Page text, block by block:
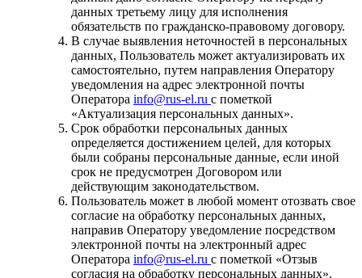
данных третьему лицу для исполнения
обязательств по гражданско-правовому договору.
В случае выявления неточностей в персональных
данных, Пользователь может актуализировать их
самостоятельно, путем направления Оператору
уведомления на адрес электронной почты
Оператора info@rus-el.ru с пометкой
«Актуализация персональных данных».
Срок обработки персональных данных
определяется достижением целей, для которых
были собраны персональные данные, если иной
срок не предусмотрен Договором или
действующим законодательством.
Пользователь может в любой момент отозвать свое
согласие на обработку персональных данных,
направив Оператору уведомление посредством
электронной почты на электронный адрес
Оператора info@rus-el.ru с пометкой «Отзыв
согласия на обработку персональных данных».